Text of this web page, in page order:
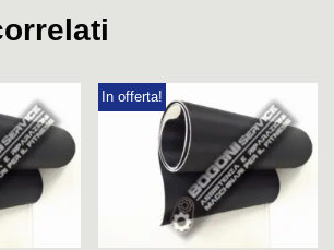
In offerta!